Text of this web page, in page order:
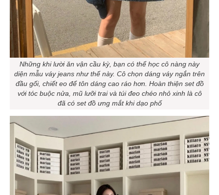
Những khi lười ăn vận cầu kỳ, bạn có thể học cô nàng này
diện mẫu váy jeans như thế này. Cô chọn dáng váy ngắn trên
đầu gối, chiết eo để tôn dáng cao ráo hơn. Hoàn thiện set đồ
với tóc buộc nửa, mũ lưỡi trai và túi đeo chéo nhỏ xinh là cô
đã có set đồ ưng mắt khi dạo phố